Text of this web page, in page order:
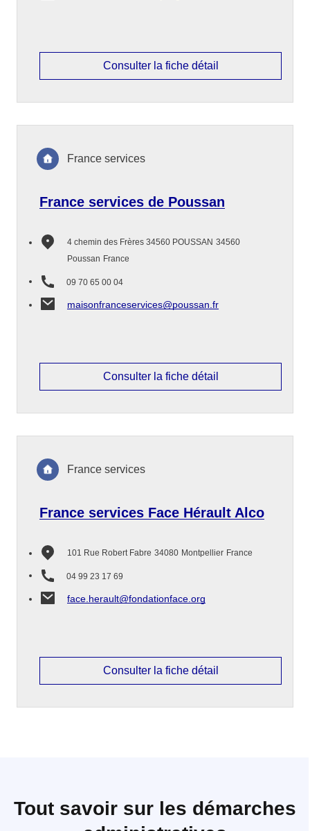
Consulter la fiche détail
France services de Poussan
4 chemin des Frères 34560 POUSSAN 34560
Poussan France
09 70 65 00 04
maisonfranceservices@poussan.fr
France services
Consulter la fiche détail
France services Face Hérault Alco
101 Rue Robert Fabre 34080 Montpellier France
04 99 23 17 69
face.herault@fondationface.org
France services
Consulter la fiche détail
Tout savoir sur les démarches